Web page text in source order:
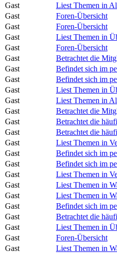
Gast
Liest Themen in
Gast
Foren-Übersicht
Gast
Foren-Übersicht
Gast
Liest Themen in
Gast
Foren-Übersicht
Gast
Betrachtet die
Gast
Befindet sich im
Gast
Befindet sich im
Gast
Liest Themen in
Gast
Liest Themen in
Gast
Betrachtet die
Gast
Betrachtet die
Gast
Betrachtet die
Gast
Liest Themen in
Gast
Befindet sich im
Gast
Befindet sich im
Gast
Liest Themen in
Gast
Liest Themen in
Gast
Liest Themen in
Gast
Befindet sich im
Gast
Betrachtet die
Gast
Liest Themen in
Gast
Foren-Übersicht
Gast
Liest Themen in